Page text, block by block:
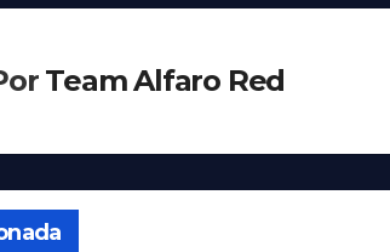
Team Alfaro Red